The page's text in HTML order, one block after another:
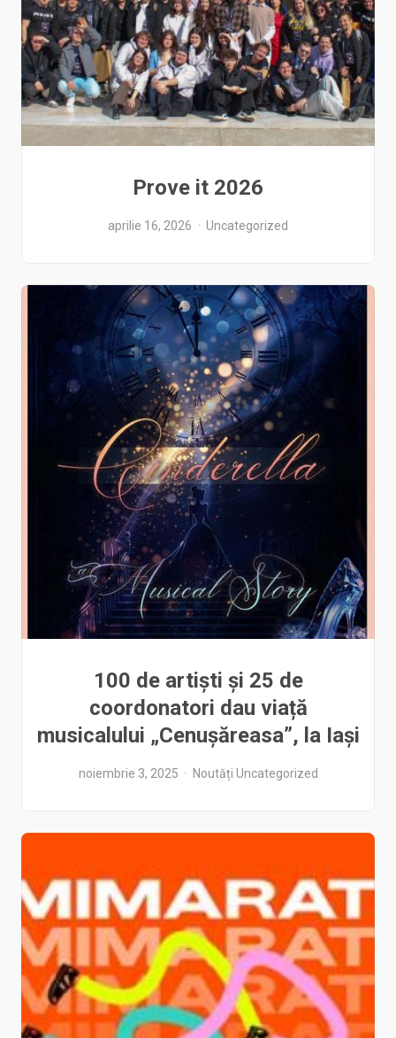
Prove it 2026
aprilie 16, 2026 Uncategorized
100 de artiști și 25 de
coordonatori dau viață
musicalului „Cenușăreasa”, la Iași
noiembrie 3, 2025 Noutăți Uncategorized